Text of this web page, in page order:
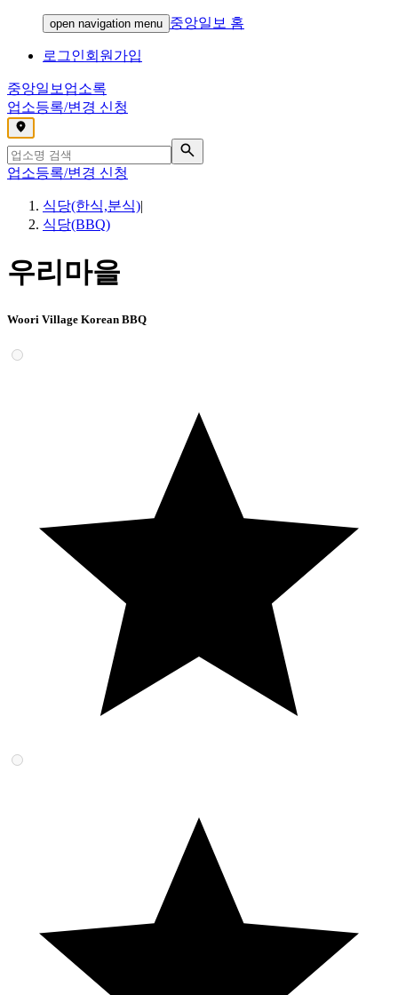
open navigation menu 중앙일보 홈
로그인회원가입
중앙일보 업소록
업소등록/변경 신청
,
업소등록/변경 신청
식당(한식,분식)|
식당(BBQ)
우리마을
Woori Village Korean BBQ